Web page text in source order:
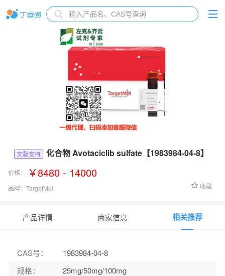
文献支持 化合物 Avotaciclib sulfate【1983984-04-8】
价格： ￥8480 - 14000
品牌： TargetMol 收藏
产品详情 商家信息 相关推荐
CAS号：
1983984-04-8
规格： 25mg/50mg/100mg